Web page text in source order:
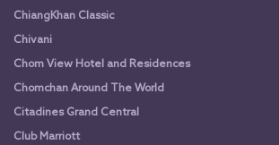
ChiangKhan Classic
Chivani
Chom View Hotel and Residences
Chomchan Around The World
Citadines Grand Central
Club Marriott